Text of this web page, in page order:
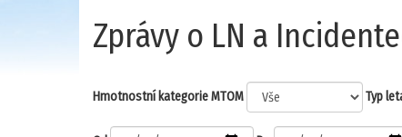
Zprávy o LN a
Hmotnostní kategorie MTOM Typ